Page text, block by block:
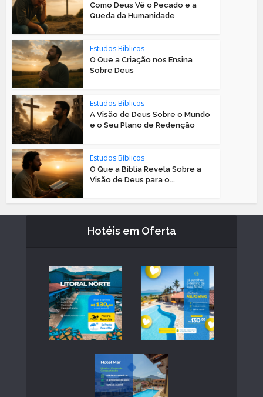
Como Deus Vê o Pecado e a
Queda da Humanidade
Estudos Bíblicos
O Que a Criação nos Ensina
Sobre Deus
Estudos Bíblicos
A Visão de Deus Sobre o Mundo
e o Seu Plano de Redenção
Estudos Bíblicos
O Que a Bíblia Revela Sobre a
Visão de Deus para o...
Hotéis em Oferta